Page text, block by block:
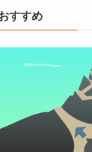
すすめ